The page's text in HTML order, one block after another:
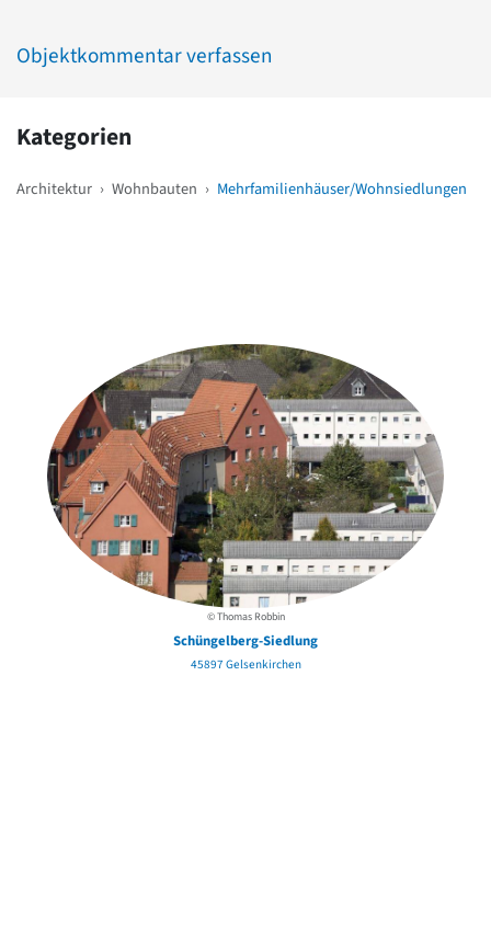
Objektkommentar verfassen
Kategorien
Architektur › Wohnbauten › Mehrfamilienhäuser/Wohnsiedlungen
© Thomas Robbin
Schüngelberg-Siedlung
45897 Gelsenkirchen